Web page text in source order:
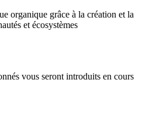
organique grâce à la création et la
et écosystèmes
vous seront introduits en cours